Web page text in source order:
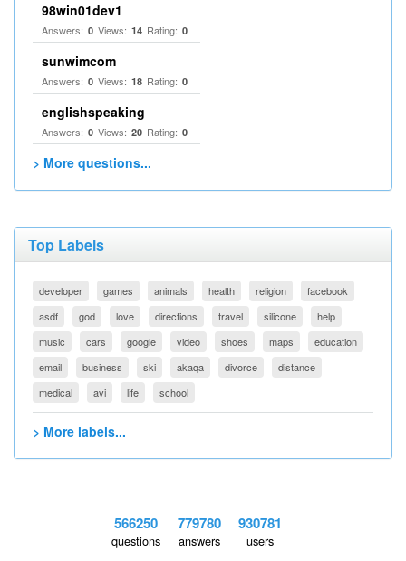
98win01dev1
Answers: 0 Views: 14 Rating: 0
sunwimcom
Answers: 0 Views: 18 Rating: 0
englishspeaking
Answers: 0 Views: 20 Rating: 0
> More questions...
Top Labels
developer games animals health religion
facebook
asdf
god love directions travel silicone
help
music
cars google video shoes maps
education
email
business ski akaqa divorce
distance
medical
avi life school
> More labels...
566250
questions
779780
answers
930781
users